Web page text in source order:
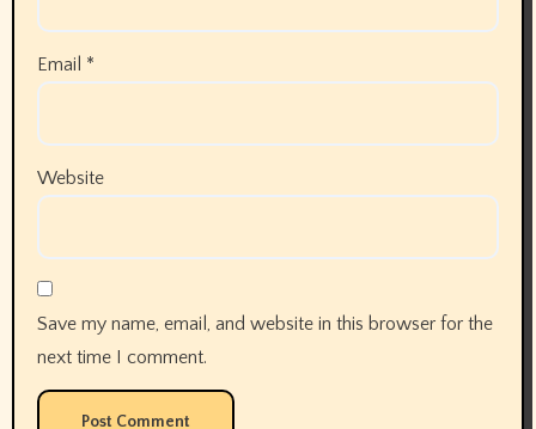
Email *
Website
Save my name, email, and website in this browser for the
next time I comment.